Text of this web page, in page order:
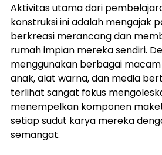
Aktivitas utama dari
konstruksi ini adalah mengajak
berkreasi merancang dan
rumah impian mereka sendiri.
menggunakan berbagai
anak, alat warna, dan media
terlihat sangat fokus
menempelkan komponen
setiap sudut karya mereka
semangat.